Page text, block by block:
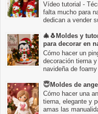
Vídeo tutorial -
falta mucho para
dedican a vender
🎄🐧Moldes y
para decorar en
Cómo hacer un
decoración tierna
navideña de foamy
😇Moldes de
Cómo hacer una
tierna, elegante y
amas las